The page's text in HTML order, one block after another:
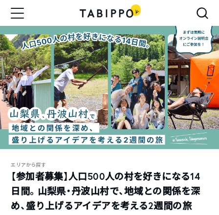
エリアから探す
【参加者募集】人口500人の村を好きになる14
日間。山梨県・丹波山村で、地域との関係を深
め、盛り上げるアイデアを考える2週間の旅